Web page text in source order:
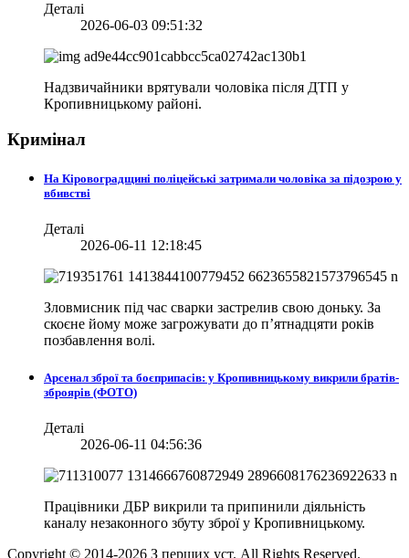
Деталі
2026-06-03 09:51:32
Надзвичайники врятували чоловіка після ДТП у
Кропивницькому районі.
Кримінал
На Кіровоградщині поліцейські затримали чоловіка за підозрою у
вбивстві
Деталі
2026-06-11 12:18:45
Зловмисник під час сварки застрелив свою доньку. За
скоєне йому може загрожувати до п’ятнадцяти років
позбавлення волі.
Арсенал зброї та боєприпасів: у Кропивницькому викрили братів-
зброярів (ФОТО)
Деталі
2026-06-11 04:56:36
Працівники ДБР викрили та припинили діяльність
каналу незаконного збуту зброї у Кропивницькому.
Copyright © 2014-2026 З перших уст. All Rights Reserved.